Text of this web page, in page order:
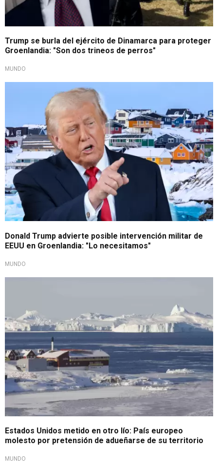
Trump se burla del ejército de Dinamarca para proteger
Groenlandia: "Son dos trineos de perros"
MUNDO
Para seguridad nacional
Donald Trump advierte posible intervención militar de
EEUU en Groenlandia: "Lo necesitamos"
MUNDO
Estados Unidos metido en otro lío: País europeo
molesto por pretensión de adueñarse de su territorio
MUNDO